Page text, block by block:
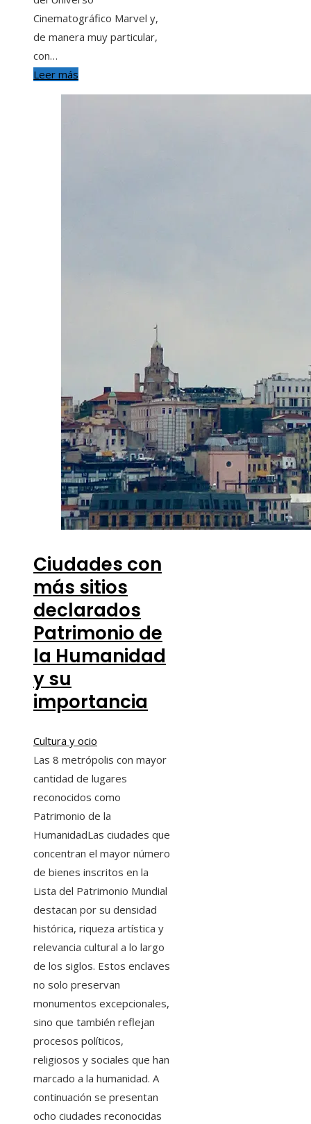
Cinematográfico Marvel y,
de manera muy particular,
con…
Leer más
Ciudades con
más sitios
declarados
Patrimonio de
la Humanidad
y su
importancia
Cultura y ocio
Las 8 metrópolis con mayor
cantidad de lugares
reconocidos como
Patrimonio de la
HumanidadLas ciudades que
concentran el mayor número
de bienes inscritos en la
Lista del Patrimonio Mundial
destacan por su densidad
histórica, riqueza artística y
relevancia cultural a lo largo
de los siglos. Estos enclaves
no solo preservan
monumentos excepcionales,
sino que también reflejan
procesos políticos,
religiosos y sociales que han
marcado a la humanidad. A
continuación se presentan
ocho ciudades reconocidas